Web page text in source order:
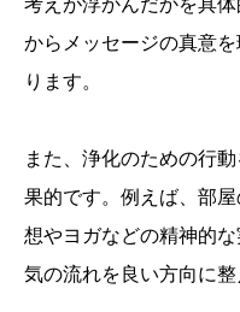
考えが浮かんだかを具
からメッセージの真意
ります。
また、浄化のための行
果的です。例えば、部
想やヨガなどの精神的
気の流れを良い方向に整